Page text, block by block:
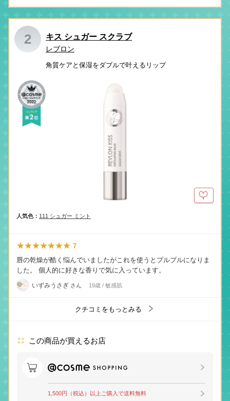
2 キス シュガー スクラブ
レブロン
角質ケアと保湿をダブルで叶えるリップ
人気色： 111 シュガー ミント
★★★★★★★ 7
唇の乾燥が酷く悩んでいましたがこれを使うとプルプルになりま
した。 個人的に好きな香りで気に入っています。
いずみうさぎ さん 19歳 / 敏感肌
クチコミをもっとみる
この商品が買えるお店
1,500円（税込）以上ご購入で送料無料